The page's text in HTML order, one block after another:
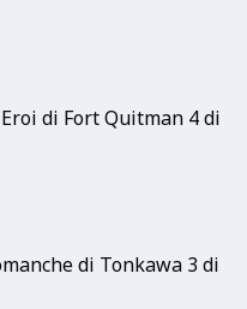
di Fort Quitman 4 di
di Tonkawa 3 di